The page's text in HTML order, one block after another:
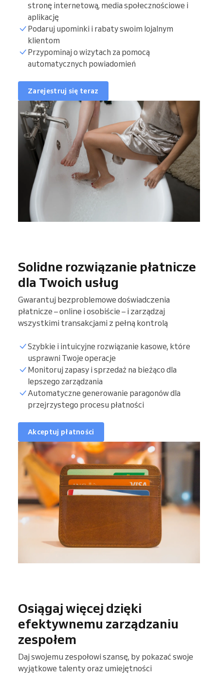
stronę internetową, media społecznościowe i
aplikację
Podaruj upominki i rabaty swoim lojalnym
klientom
Przypominaj o wizytach za pomocą
automatycznych powiadomień
Zarejestruj się teraz
Solidne rozwiązanie płatnicze
dla Twoich usług
Gwarantuj bezproblemowe doświadczenia
płatnicze – online i osobiście – i zarządzaj
wszystkimi transakcjami z pełną kontrolą
Szybkie i intuicyjne rozwiązanie kasowe, które
usprawni Twoje operacje
Monitoruj zapasy i sprzedaż na bieżąco dla
lepszego zarządzania
Automatyczne generowanie paragonów dla
przejrzystego procesu płatności
Akceptuj płatności
Osiągaj więcej dzięki
efektywnemu zarządzaniu
zespołem
Daj swojemu zespołowi szansę, by pokazać swoje
wyjątkowe talenty oraz umiejętności